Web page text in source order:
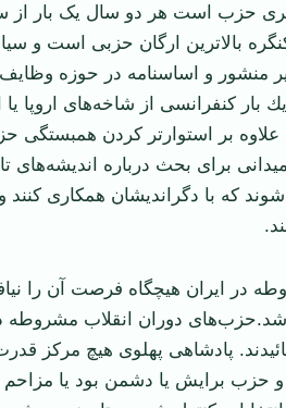
حزب است هر دو سال یک بار از
بالاترين ارگان حزبی است و
منشور و اساسنامه در حوزه
بار كنفرانسی از شاخه‌های ‏اروپا يا
بر استوارتر كردن همبستگی
ميدانی ‏برای بحث درباره انديشه‌های
كه با دگرانديشان همكاری
در ايران هيچگاه فرصت آن را
دوران ‏انقلاب مشروطه
پادشاهی پهلوی هيچ مركز
و حزب برايش يا دشمن بود يا